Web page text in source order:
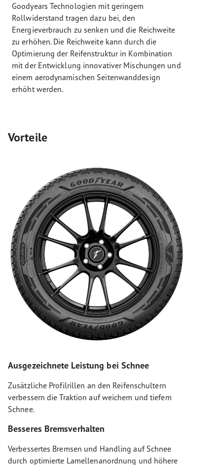
Goodyears Technologien mit geringem
Rollwiderstand tragen dazu bei, den
Energieverbrauch zu senken und die Reichweite
zu erhöhen. Die Reichweite kann durch die
Optimierung der Reifenstruktur in Kombination
mit der Entwicklung innovativer Mischungen und
einem aerodynamischen Seitenwanddesign
erhöht werden.
Vorteile
Ausgezeichnete Leistung bei Schnee
Zusätzliche Profilrillen an den Reifenschultern
verbessern die Traktion auf weichem und tiefem
Schnee.
Besseres Bremsverhalten
Verbessertes Bremsen und Handling auf Schnee
durch optimierte Lamellenanordnung und höhere